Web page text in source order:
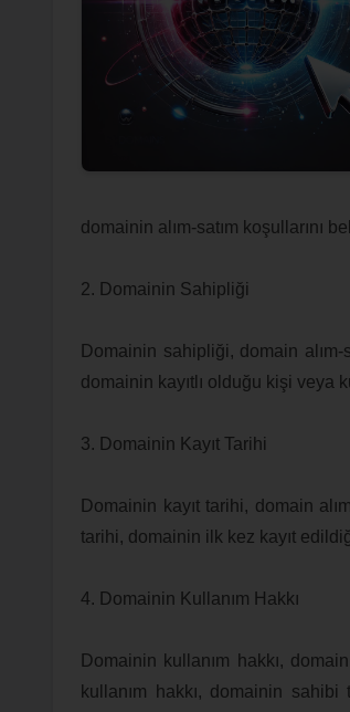
domainin alım-satım koşullarını
2. Domainin Sahipliği
Domainin sahipliği, domain
domainin kayıtlı olduğu kişi veya
3. Domainin Kayıt Tarihi
Domainin kayıt tarihi, domain
tarihi, domainin ilk kez kayıt
4. Domainin Kullanım Hakkı
Domainin kullanım hakkı,
kullanım hakkı, domainin sahibi